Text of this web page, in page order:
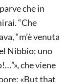
che in
“Che
“m’è venuta
Nibbio; uno
che viene
«But that